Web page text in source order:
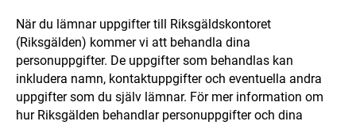
När du lämnar uppgifter till Riksgäldskontoret
(Riksgälden) kommer vi att behandla dina
personuppgifter. De uppgifter som behandlas kan
inkludera namn, kontaktuppgifter och eventuella andra
uppgifter som du själv lämnar. För mer information om
hur Riksgälden behandlar personuppgifter och dina